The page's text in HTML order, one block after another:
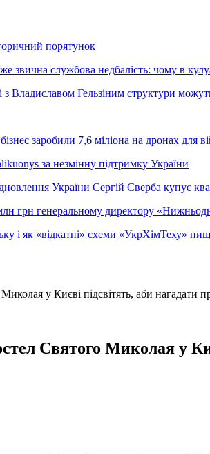
порятунок
звична службова недбалість: чому в
з Владиславом Гельзіним структури
заробили 7,6 міліона на дронах для
за незмінну підтримку України
України Сергій Сверба купує
грн генеральному директору
і як «відкатні» схеми «УкрХімТеху»
Святого Миколая у